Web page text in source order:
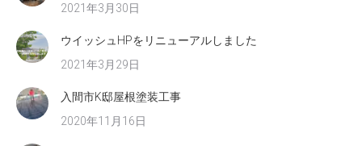
2021年3月30日
ウイッシュHPをリニューアルしました
2021年3月29日
入間市K邸屋根塗装工事
2020年11月16日